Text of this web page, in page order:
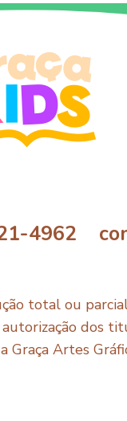
4962
total ou
dos
Graça Artes